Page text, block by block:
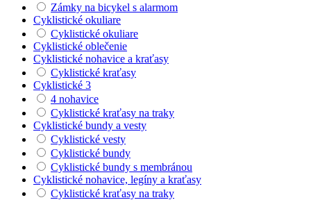
Zámky na bicykel s alarmom
Cyklistické okuliare
Cyklistické okuliare
Cyklistické oblečenie
Cyklistické nohavice a kraťasy
Cyklistické kraťasy
Cyklistické 3
4 nohavice
Cyklistické kraťasy na traky
Cyklistické bundy a vesty
Cyklistické vesty
Cyklistické bundy
Cyklistické bundy s membránou
Cyklistické nohavice, legíny a kraťasy
Cyklistické kraťasy na traky